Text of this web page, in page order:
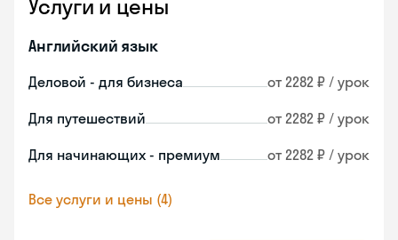
Услуги и цены
Английский язык
Деловой - для бизнеса от 2282 ₽ / урок
Для путешествий от 2282 ₽ / урок
Для начинающих - премиум от 2282 ₽ / урок
Все услуги и цены (4)